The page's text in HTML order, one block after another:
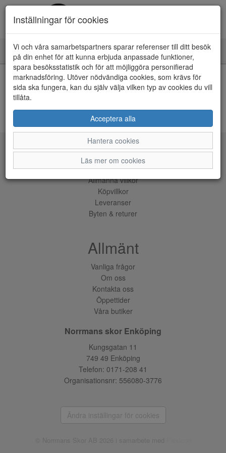
Toggle
navigation
HEM
Kunde inte hitta några artiklar...
ÅNGRA KÖP
Inställningar för cookies
Vi och våra samarbetspartners sparar referenser till ditt besök
på din enhet för att kunna erbjuda anpassade funktioner,
spara besöksstatistik och för att möjliggöra personifierad
marknadsföring. Utöver nödvändiga cookies, som krävs för
sida ska fungera, kan du själv välja vilken typ av cookies du vill
tillåta.
Acceptera alla
Hantera cookies
Läs mer om cookies
Tjänster
Allmänna villkor
Köpvillkor
Leveranser
Byten & returer
Allmänt
Vanliga frågor
Om oss
Kontakta oss
Öppettider
Våra butiker
Norrmans skor Enköping
Kungsgatan 11
749 49 Enköping
Telefon: 0171-208 41
Organisationsnr: 556080-3776
Ändra inställingar för cookies